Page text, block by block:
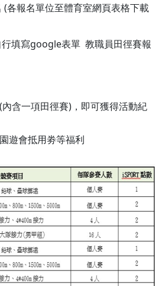
(各報名單位至體育室網頁表格下載
填寫google表單 教職員田徑賽報
含一項田徑賽)，即可獲得活動紀
遊會抵用劵等福利